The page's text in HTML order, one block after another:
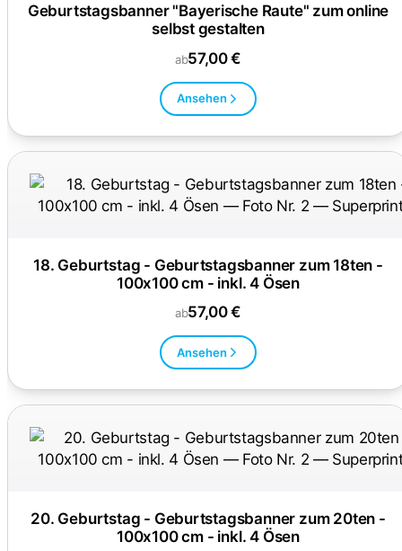
Geburtstagsbanner "Bayerische Raute" zum online
selbst gestalten
ab57,00 €
Ansehen
18. Geburtstag - Geburtstagsbanner zum 18ten -
100x100 cm - inkl. 4 Ösen
ab57,00 €
Ansehen
20. Geburtstag - Geburtstagsbanner zum 20ten -
100x100 cm - inkl. 4 Ösen